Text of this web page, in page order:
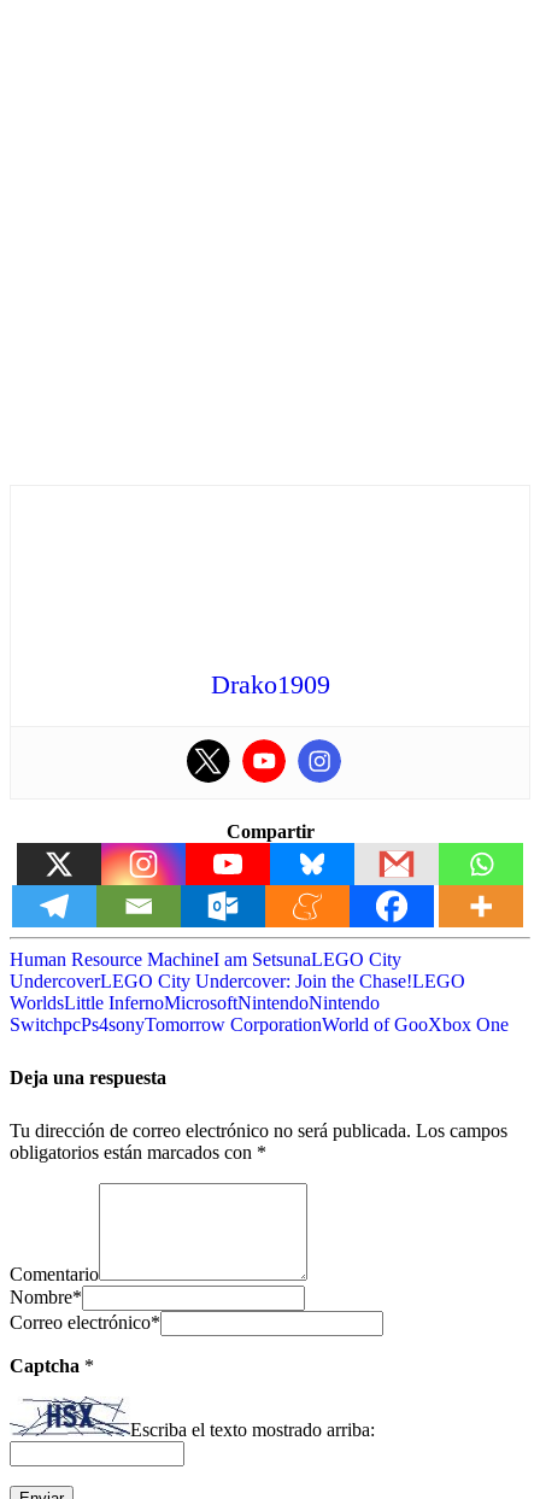
Drako1909
Compartir
Human Resource MachineI am SetsunaLEGO City
UndercoverLEGO City Undercover: Join the Chase!LEGO
WorldsLittle InfernoMicrosoftNintendoNintendo
SwitchpcPs4sonyTomorrow CorporationWorld of GooXbox One
Deja una respuesta
Tu dirección de correo electrónico no será publicada. Los campos
obligatorios están marcados con *
Comentario
Nombre*
Correo electrónico*
Captcha *
Escriba el texto mostrado arriba: